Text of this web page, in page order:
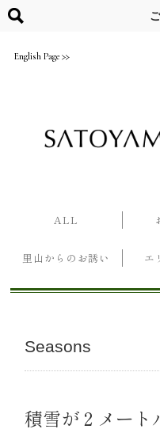
content
English Page
ALL
里山からのお誘い エ
Seasons
積雪が２メート